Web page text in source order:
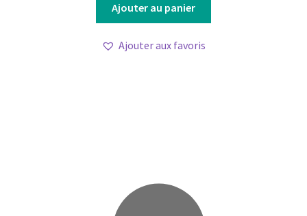
Ajouter au panier
Ajouter aux favoris